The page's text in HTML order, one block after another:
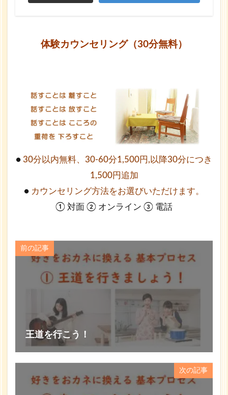
体験カウンセリング（30分無料）
● 30分以内無料、30-60分1,500円,以降30分につき
1,500円追加
● カウンセリング方法をお選びいただけます。
① 対面 ② オンライン ③ 電話
前の記事
王道を行こう！
次の記事